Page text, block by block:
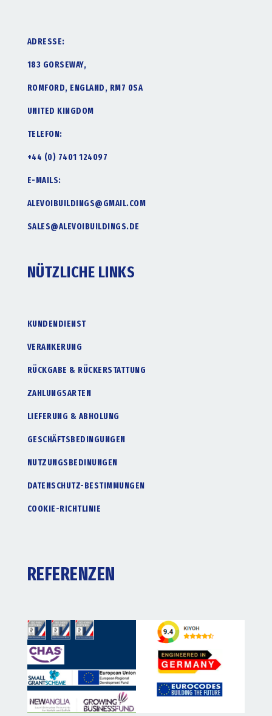
ADRESSE:
183 GORSEWAY,
ROMFORD, ENGLAND, RM7 0SA
UNITED KINGDOM
TELEFON:
+44 (0) 7401 124097
E-MAILS:
ALEVOIBUILDINGS@GMAIL.COM
SALES@ALEVOIBUILDINGS.DE
NÜTZLICHE LINKS
KUNDENDIENST
VERANKERUNG
RÜCKGABE & RÜCKERSTATTUNG
ZAHLUNGSARTEN
LIEFERUNG & ABHOLUNG
GESCHÄFTSBEDINGUNGEN
NUTZUNGSBEDINUNGEN
DATENSCHUTZ-BESTIMMUNGEN
COOKIE-RICHTLINIE
REFERENZEN